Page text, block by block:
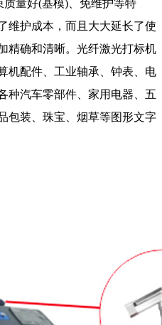
量好(基模)、免维护等特
维护成本，而且大大延长了使
精确和清晰。光纤激光打标机
机配件、工业轴承、钟表、电
种汽车零部件、家用电器、五
包装、珠宝、烟草等图形文字